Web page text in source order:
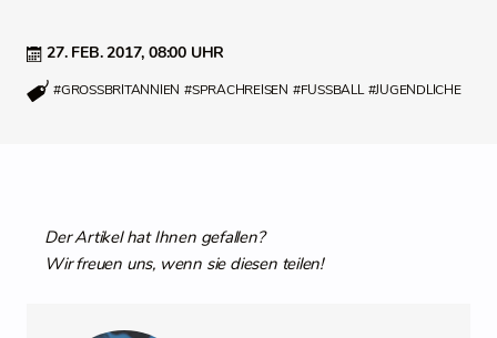
27. FEB. 2017, 08:00 UHR
#GROSSBRITANNIEN #SPRACHREISEN #FUSSBALL #JUGENDLICHE
Der Artikel hat Ihnen gefallen?
Wir freuen uns, wenn sie diesen teilen!